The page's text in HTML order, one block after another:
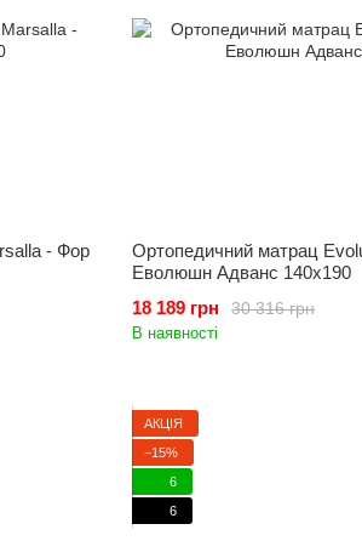
- Фор
Ортопедичний матрац
Еволюшн Адванс 140x190
30 316 грн
18 189 грн
В наявності
АКЦІЯ
−15%
6
6